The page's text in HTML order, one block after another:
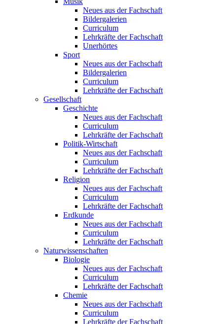
Neues aus der Fachschaft
Bildergalerien
Curriculum
Lehrkräfte der Fachschaft
Unerhörtes
Sport
Neues aus der Fachschaft
Bildergalerien
Curriculum
Lehrkräfte der Fachschaft
Gesellschaft
Geschichte
Neues aus der Fachschaft
Curriculum
Lehrkräfte der Fachschaft
Politik-Wirtschaft
Neues aus der Fachschaft
Curriculum
Lehrkräfte der Fachschaft
Religion
Neues aus der Fachschaft
Curriculum
Lehrkräfte der Fachschaft
Erdkunde
Neues aus der Fachschaft
Curriculum
Lehrkräfte der Fachschaft
Naturwissenschaften
Biologie
Neues aus der Fachschaft
Curriculum
Lehrkräfte der Fachschaft
Chemie
Neues aus der Fachschaft
Curriculum
Lehrkräfte der Fachschaft